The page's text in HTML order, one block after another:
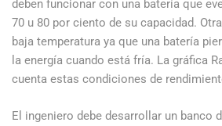
deben funcionar con una batería que
70 u 80 por ciento de su capacidad.
baja temperatura ya que una batería
la energía cuando está fría. La gráfica
cuenta estas condiciones de
El ingeniero debe desarrollar un banco